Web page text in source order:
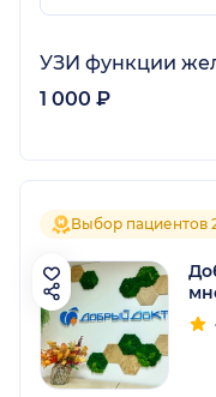
УЗИ функции
1 000 ₽
Выбор пациентов